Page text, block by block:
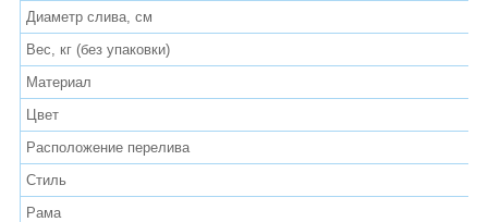
Диаметр слива, см
Вес, кг (без упаковки)
Материал
Цвет
Расположение перелива
Стиль
Рама